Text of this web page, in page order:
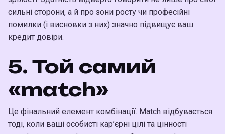
сильні сторони, а й про зони росту чи професійні
помилки (і висновки з них) значно підвищує ваш
кредит довіри.
5. Той самий
«match»
Це фінальний елемент комбінації. Match відбувається
тоді, коли ваші особисті кар’єрні цілі та цінності